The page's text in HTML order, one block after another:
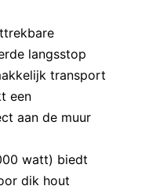
langsstop
transport
een
aan de muur
watt) biedt
dik hout